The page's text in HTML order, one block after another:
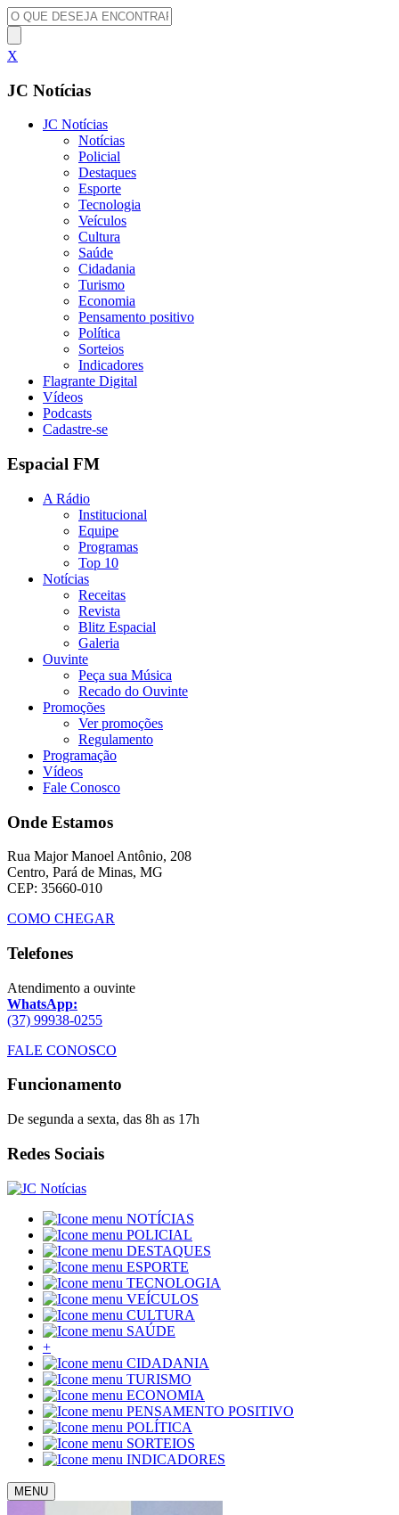
X
JC Notícias
JC Notícias
Notícias
Policial
Destaques
Esporte
Tecnologia
Veículos
Cultura
Saúde
Cidadania
Turismo
Economia
Pensamento positivo
Política
Sorteios
Indicadores
Flagrante Digital
Vídeos
Podcasts
Cadastre-se
Espacial FM
A Rádio
Institucional
Equipe
Programas
Top 10
Notícias
Receitas
Revista
Blitz Espacial
Galeria
Ouvinte
Peça sua Música
Recado do Ouvinte
Promoções
Ver promoções
Regulamento
Programação
Vídeos
Fale Conosco
Onde Estamos
Rua Major Manoel Antônio, 208
Centro, Pará de Minas, MG
CEP: 35660-010
COMO CHEGAR
Telefones
Atendimento a ouvinte
WhatsApp:
(37) 99938-0255
FALE CONOSCO
Funcionamento
De segunda a sexta, das 8h as 17h
Redes Sociais
NOTÍCIAS
POLICIAL
DESTAQUES
ESPORTE
TECNOLOGIA
VEÍCULOS
CULTURA
SAÚDE
+
CIDADANIA
TURISMO
ECONOMIA
PENSAMENTO POSITIVO
POLÍTICA
SORTEIOS
INDICADORES
MENU